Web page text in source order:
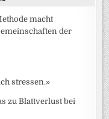
macht
der
stressen.»
zu Blattverlust bei